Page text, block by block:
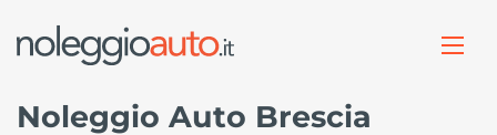
Noleggio Auto Brescia